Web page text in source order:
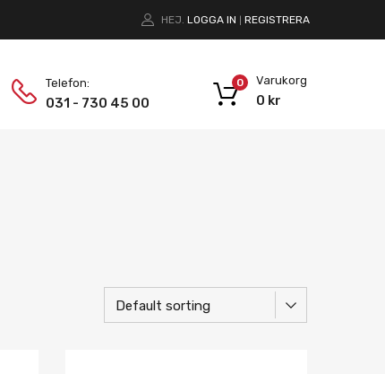
HEJ. LOGGA IN REGISTRERA
Telefon:
031 - 730 45 00
Varukorg
0 kr
0